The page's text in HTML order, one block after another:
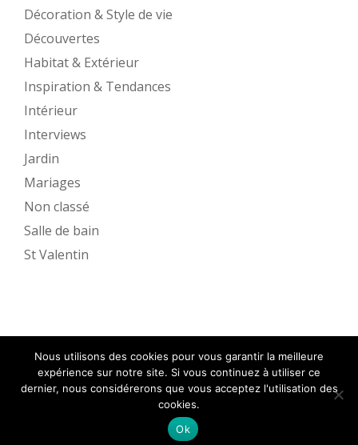
Décoration & Style de vie
Découvertes
Habitat & Extérieur
Inspiration & Tendances
Intérieur
Interviews
Jardin
Mariages
Non classé
Salle de bain
St Valentin
Nous utilisons des cookies pour vous garantir la meilleure
expérience sur notre site. Si vous continuez à utiliser ce
dernier, nous considérerons que vous acceptez l'utilisation des
cookies.
Ok